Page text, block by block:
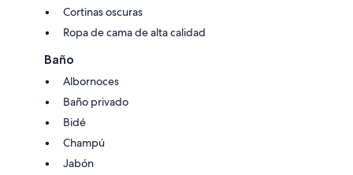
Cortinas oscuras
Ropa de cama de alta calidad
Baño
Albornoces
Baño privado
Bidé
Champú
Jabón